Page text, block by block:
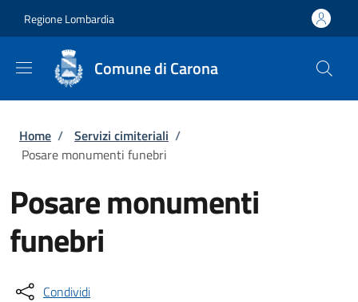
Regione Lombardia
Comune di Carona
Briciole di pane
Home / Servizi cimiteriali /
Posare monumenti funebri
Posare monumenti
funebri
Condividi